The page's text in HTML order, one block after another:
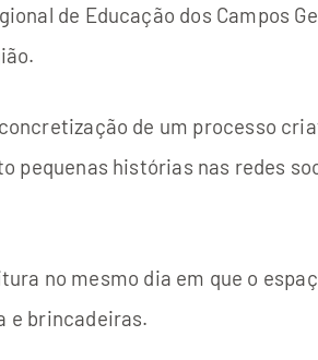
de Educação dos Campos
de um processo
pequenas histórias nas redes
no mesmo dia em que o
e brincadeiras.